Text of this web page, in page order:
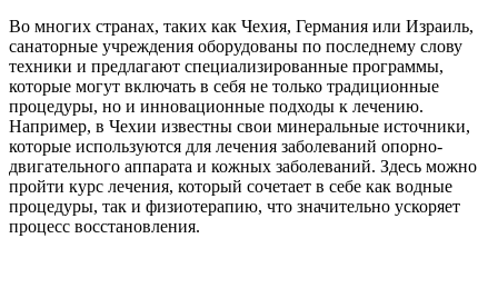
Во многих странах, таких как Чехия, Германия или Израиль,
санаторные учреждения оборудованы по последнему слову
техники и предлагают специализированные программы,
которые могут включать в себя не только традиционные
процедуры, но и инновационные подходы к лечению.
Например, в Чехии известны свои минеральные источники,
которые используются для лечения заболеваний опорно-
двигательного аппарата и кожных заболеваний. Здесь можно
пройти курс лечения, который сочетает в себе как водные
процедуры, так и физиотерапию, что значительно ускоряет
процесс восстановления.